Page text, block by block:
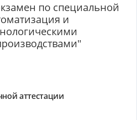
по специальной
и
аттестации